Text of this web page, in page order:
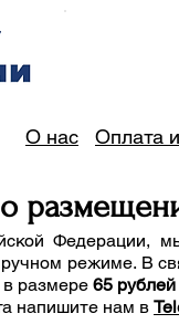
О нас Оплата
Федерации,
режиме. В
размере 65
напишите нам в